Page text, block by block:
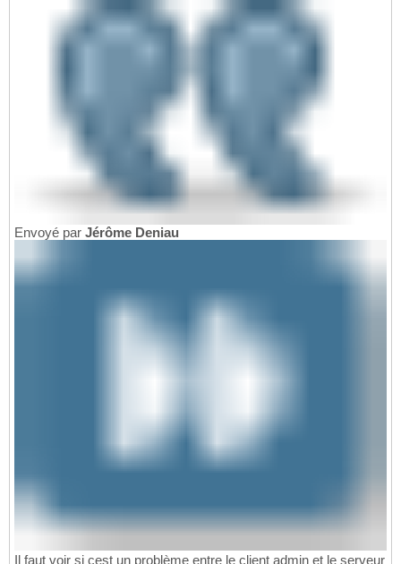
Envoyé par Jérôme Deniau
Il faut voir si cest un problème entre le client admin et le serveur